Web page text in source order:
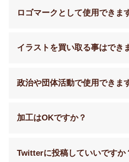
はしておりません
ロゴマークとして使用できま
イラストを買い取る事はでき
政治や団体活動で使用できま
加工はOKですか？
Twitterに投稿していいですか